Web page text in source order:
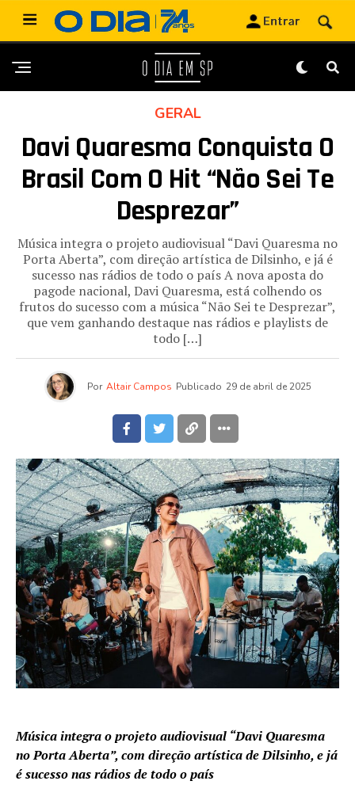
GERAL
Davi Quaresma Conquista O
Brasil Com O Hit “Não Sei Te
Desprezar”
Música integra o projeto audiovisual “Davi Quaresma no
Porta Aberta”, com direção artística de Dilsinho, e já é
sucesso nas rádios de todo o país A nova aposta do
pagode nacional, Davi Quaresma, está colhendo os
frutos do sucesso com a música “Não Sei te Desprezar”,
que vem ganhando destaque nas rádios e playlists de
todo […]
Por Altair Campos Publicado 29 de abril de 2025
Música integra o projeto audiovisual “Davi Quaresma
no Porta Aberta”, com direção artística de Dilsinho, e já
é sucesso nas rádios de todo o país